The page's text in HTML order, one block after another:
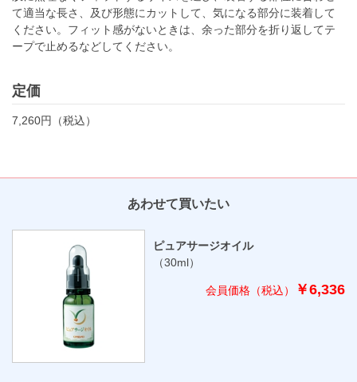
て適当な長さ、及び形態にカットして、気になる部分に装着して
ください。フィット感がないときは、余った部分を折り返してテ
ープで止めるなどしてください。
定価
7,260円（税込）
あわせて買いたい
ピュアサージオイル
（30ml）
￥6,336